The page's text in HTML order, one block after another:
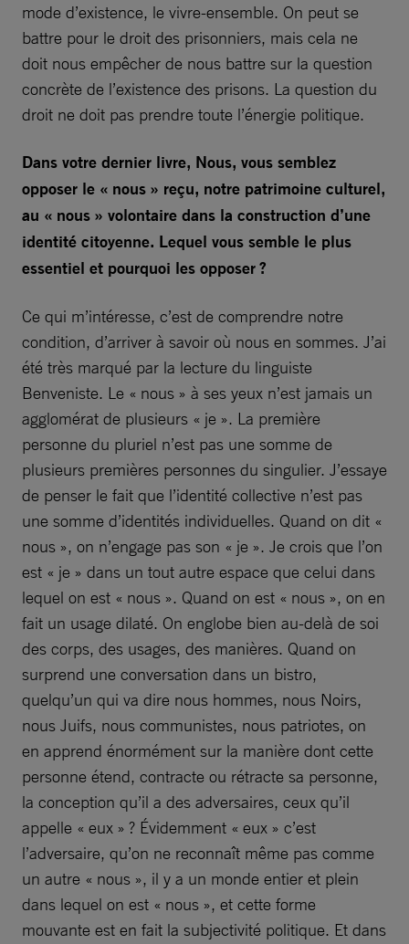
mode d’existence, le vivre-ensemble. On peut se
battre pour le droit des prisonniers, mais cela ne
doit nous empêcher de nous battre sur la question
concrète de l’existence des prisons. La question du
droit ne doit pas prendre toute l’énergie politique.
Dans votre dernier livre, Nous, vous semblez
opposer le « nous » reçu, notre patrimoine culturel,
au « nous » volontaire dans la construction d’une
identité citoyenne. Lequel vous semble le plus
essentiel et pourquoi les opposer ?
Ce qui m’intéresse, c’est de comprendre notre
condition, d’arriver à savoir où nous en sommes. J’ai
été très marqué par la lecture du linguiste
Benveniste. Le « nous » à ses yeux n’est jamais un
agglomérat de plusieurs « je ». La première
personne du pluriel n’est pas une somme de
plusieurs premières personnes du singulier. J’essaye
de penser le fait que l’identité collective n’est pas
une somme d’identités individuelles. Quand on dit «
nous », on n’engage pas son « je ». Je crois que l’on
est « je » dans un tout autre espace que celui dans
lequel on est « nous ». Quand on est « nous », on en
fait un usage dilaté. On englobe bien au-delà de soi
des corps, des usages, des manières. Quand on
surprend une conversation dans un bistro,
quelqu’un qui va dire nous hommes, nous Noirs,
nous Juifs, nous communistes, nous patriotes, on
en apprend énormément sur la manière dont cette
personne étend, contracte ou rétracte sa personne,
la conception qu’il a des adversaires, ceux qu’il
appelle « eux » ? Évidemment « eux » c’est
l’adversaire, qu’on ne reconnaît même pas comme
un autre « nous », il y a un monde entier et plein
dans lequel on est « nous », et cette forme
mouvante est en fait la subjectivité politique. Et dans